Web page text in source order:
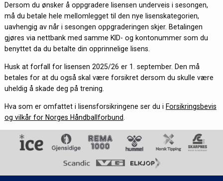
Dersom du ønsker å oppgradere lisensen underveis i sesongen,
må du betale hele mellomlegget til den nye lisenskategorien,
uavhengig av når i sesongen oppgraderingen skjer. Betalingen
gjøres via nettbank med samme KID- og kontonummer som du
benyttet da du betalte din opprinnelige lisens.
Husk at forfall for lisensen 2025/26 er 1. september. Den må
betales for at du også skal være forsikret dersom du skulle være
uheldig å skade deg på trening.
Hva som er omfattet i lisensforsikringene ser du i Forsikringsbevis
og vilkår for Norges Håndballforbund.